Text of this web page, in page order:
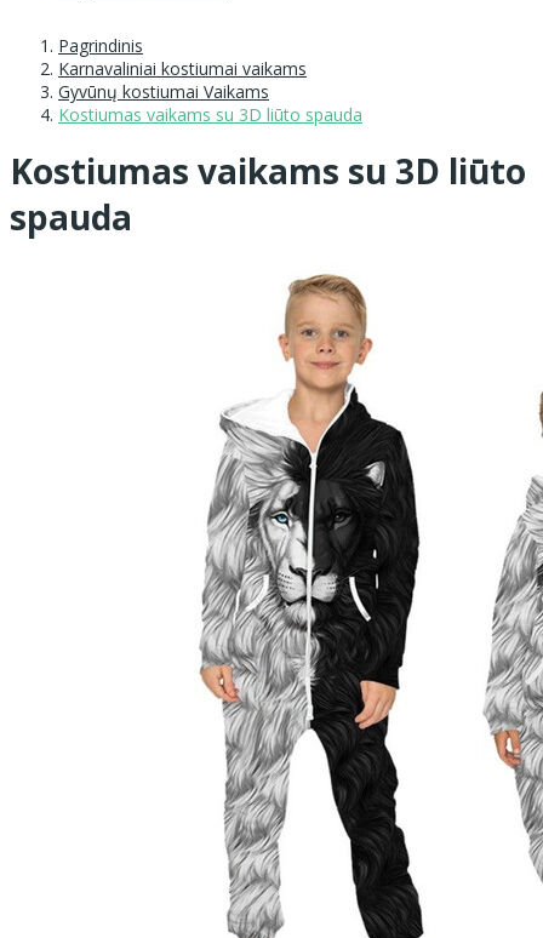
Pagrindinis
Karnavaliniai kostiumai vaikams
Gyvūnų kostiumai Vaikams
Kostiumas vaikams su 3D liūto spauda
Kostiumas vaikams su 3D liūto
spauda